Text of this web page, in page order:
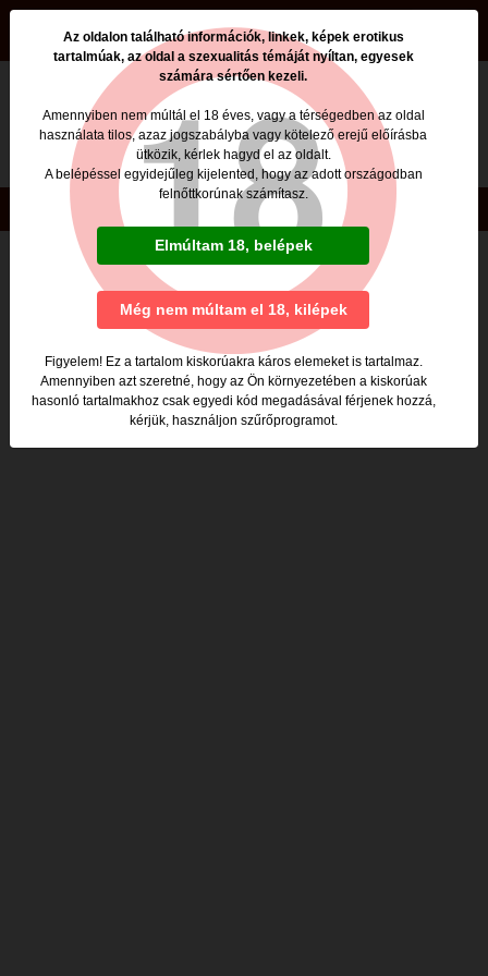
beszamolok.hu
Nincs ilyen oldal a beszamolok.hu -n
Valószínűleg egy nem élő, rossz linkre kattintottál,
vagy rosszul gépelted be a megnyitni kívánt lap címét.
Copyright © beszamolok.hu 2020
Az oldalon található információk, linkek, képek erotikus
tartalmúak, az oldal a szexualitás témáját nyíltan, egyesek
számára sértően kezeli.
Amennyiben nem múltál el 18 éves, vagy a térségedben az oldal
használata tilos, azaz jogszabályba vagy kötelező erejű előírásba
ütközik, kérlek hagyd el az oldalt.
A belépéssel egyidejűleg kijelented, hogy az adott országodban
felnőttkorúnak számítasz.
Elmúltam 18, belépek
Még nem múltam el 18, kilépek
Figyelem! Ez a tartalom kiskorúakra káros elemeket is tartalmaz.
Amennyiben azt szeretné, hogy az Ön környezetében a kiskorúak
hasonló tartalmakhoz csak egyedi kód megadásával férjenek hozzá,
kérjük, használjon szűrőprogramot.